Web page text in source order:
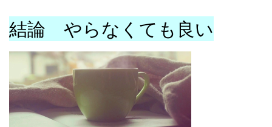
結論 やらなくても良い